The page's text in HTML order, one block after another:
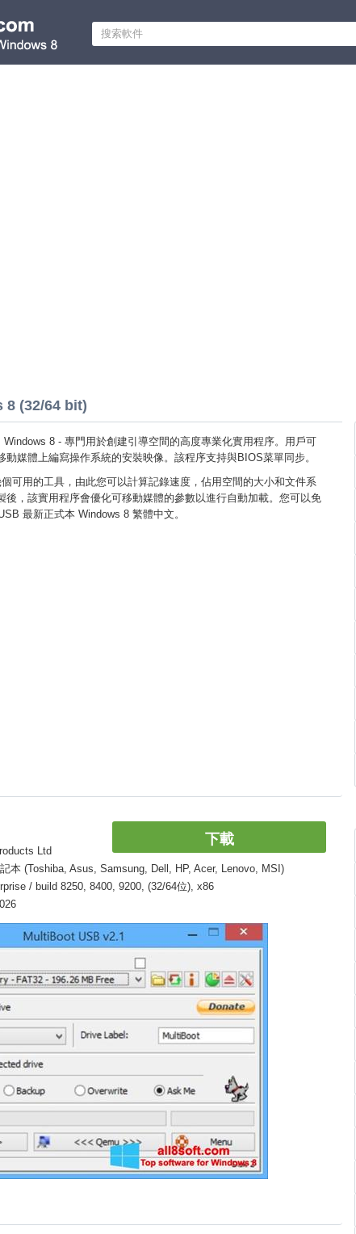
8 (32/64 bit)
Windows 8 - 專門用於創建引導空間的高度專業化實用程序。用戶可
動媒體上編寫操作系統的安裝映像。該程序支持與BIOS菜單同步。
可用的工具，由此您可以計算記錄速度，佔用空間的大小和文件系
後，該實用程序會優化可移動媒體的參數以進行自動加載。您可以免
最新正式本 Windows 8 繁體中文。
下載
Ltd
本 (Toshiba, Asus, Samsung, Dell, HP, Acer, Lenovo, MSI)
/ build 8250, 8400, 9200, (32/64位), x86